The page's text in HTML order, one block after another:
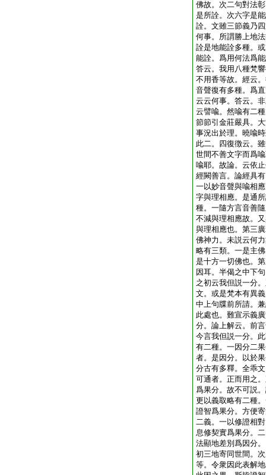
佛故。次二句對法
是所詮。次六字是
詮。文雖三節義乃
何事。所謂勝上地
詮是地能詮多種。
能詮。爲用何法爲
答云。我用八種梵
不用香等故。經云
音聲復有多種。爲
云云何事。答云。
云譬喩。然喩有二
節節引金莊嚴具。
事況出於理。曉喩
此二。四復徴云。
世間不善文字而爲
喩耶。故論。云依
經闕善言。論經具
一以妙音聲與喩相
字與理相應。是通
種。一隨方言音善
不減與理相應故。
與理相應也。第三
佛神力。未説云何
略有三類。一是主
是十方一切佛也。
因耳。半偈之中下
之初云我但説一分
文。或是梵本有異
中上句牒前所請。
此處也。難宣示義
分。論上解云。前
今言我但説一分。
有二種。一因分二
者。是因分。以於
分古有多釋。全乖
可通者。正而用之
爲果分。故不可説
更以義取略有二種
證智爲果分。方便
二義。一以修證相
息修契實爲果分。
法顯地差別爲因分
初三地寄同世間。
等。令衆因此表解